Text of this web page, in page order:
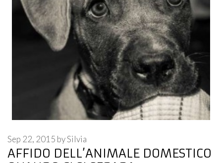
AFFIDO DELL’ANIMALE DOMESTICO
Sep 22, 2015 bySilvia